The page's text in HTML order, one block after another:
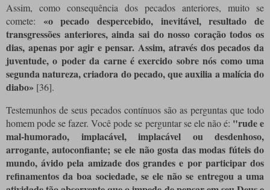
Assim, como consequência dos pecados anteriores, muito se
comete: «o pecado despercebido, inevitável, resultado de
transgressões anteriores, ainda sai do nosso coração todos os
dias, apenas por agir e pensar. Assim, através dos pecados da
juventude, o poder da carne é exercido sobre nós como uma
segunda natureza, criadora do pecado, que auxilia a malícia do
diabo» [36].
Testemunhos de seus pecados contínuos são as perguntas que todo
homem pode se fazer. Você pode se perguntar se ele não é: "rude e
mal-humorado, implacável, implacável ou desdenhoso,
arrogante, autoconfiante; se ele não gosta das modas fúteis do
mundo, ávido pela amizade dos grandes e por participar dos
refinamentos da boa sociedade, se ele não se entregou a uma